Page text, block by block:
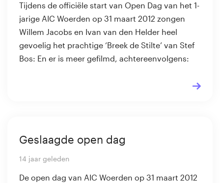
Tijdens de officiële start van Open Dag van het 1-
jarige AIC Woerden op 31 maart 2012 zongen
Willem Jacobs en Ivan van den Helder heel
gevoelig het prachtige ‘Breek de Stilte’ van Stef
Bos: En er is meer gefilmd, achtereenvolgens:
Geslaagde open dag
14 jaar geleden
De open dag van AIC Woerden op 31 maart 2012